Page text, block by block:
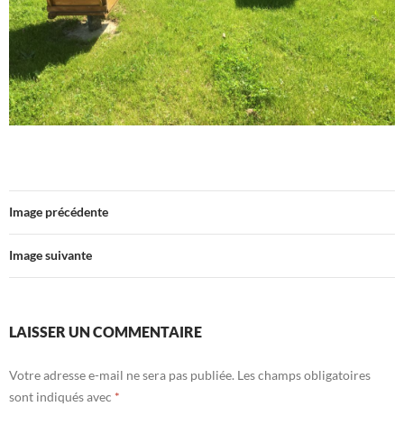
Image précédente
Image suivante
LAISSER UN COMMENTAIRE
Votre adresse e-mail ne sera pas publiée. Les champs obligatoires
sont indiqués avec *